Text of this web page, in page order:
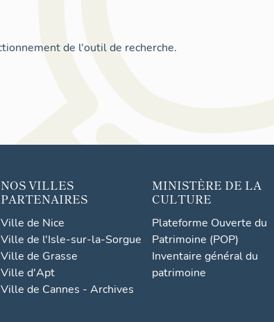
de l'outil de recherche.
NOS VILLES
PARTENAIRES
Ville de Nice
Ville de l'Isle-sur-la-Sorgue
Ville de Grasse
Ville d'Apt
Ville de Cannes - Archives
MINISTÈRE DE LA
CULTURE
Plateforme Ouverte du
Patrimoine (POP)
Inventaire général du
patrimoine